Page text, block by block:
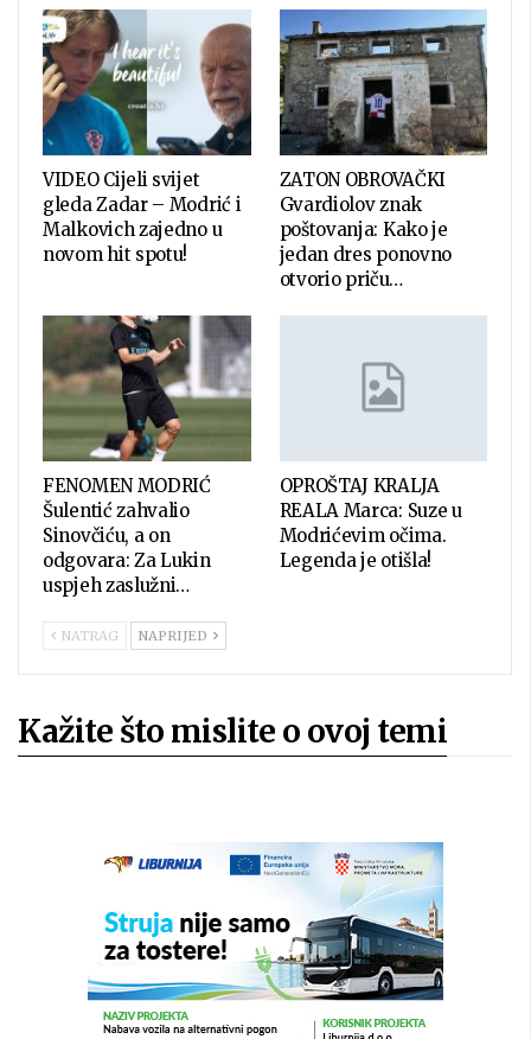
VIDEO Cijeli svijet
gleda Zadar – Modrić i
Malkovich zajedno u
novom hit spotu!
ZATON OBROVAČKI
Gvardiolov znak
poštovanja: Kako je
jedan dres ponovno
otvorio priču…
FENOMEN MODRIĆ
Šulentić zahvalio
Sinovčiću, a on
odgovara: Za Lukin
uspjeh zaslužni…
OPROŠTAJ KRALJA
REALA Marca: Suze u
Modrićevim očima.
Legenda je otišla!
NATRAG NAPRIJED
Kažite što mislite o ovoj temi